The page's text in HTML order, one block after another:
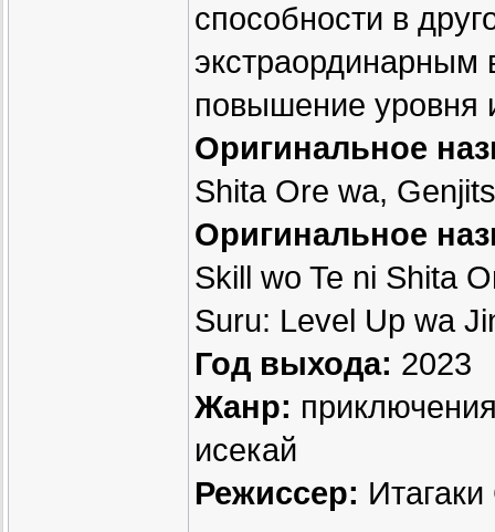
способности в
экстраординарным
повышение уровня
Оригинальное
Shita Ore wa,
Оригинальное
Skill wo Te ni Shita
Suru: Level Up wa
Год выхода: 2023
Жанр:
исекай
Режиссер: